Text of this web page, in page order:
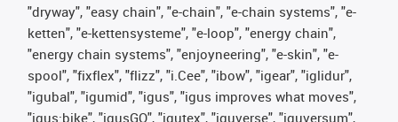
"dryway", "easy chain", "e-chain", "e-chain systems", "e-
ketten", "e-kettensysteme", "e-loop", "energy chain",
"energy chain systems", "enjoyneering", "e-skin", "e-
spool", "fixflex", "flizz", "i.Cee", "ibow", "igear", "iglidur",
"igubal", "igumid", "igus", "igus improves what moves",
"igus:bike", "igusGO", "igutex", "iguverse", "iguversum",